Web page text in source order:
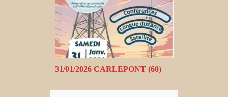
31/01/2026 CARLEPONT (60)